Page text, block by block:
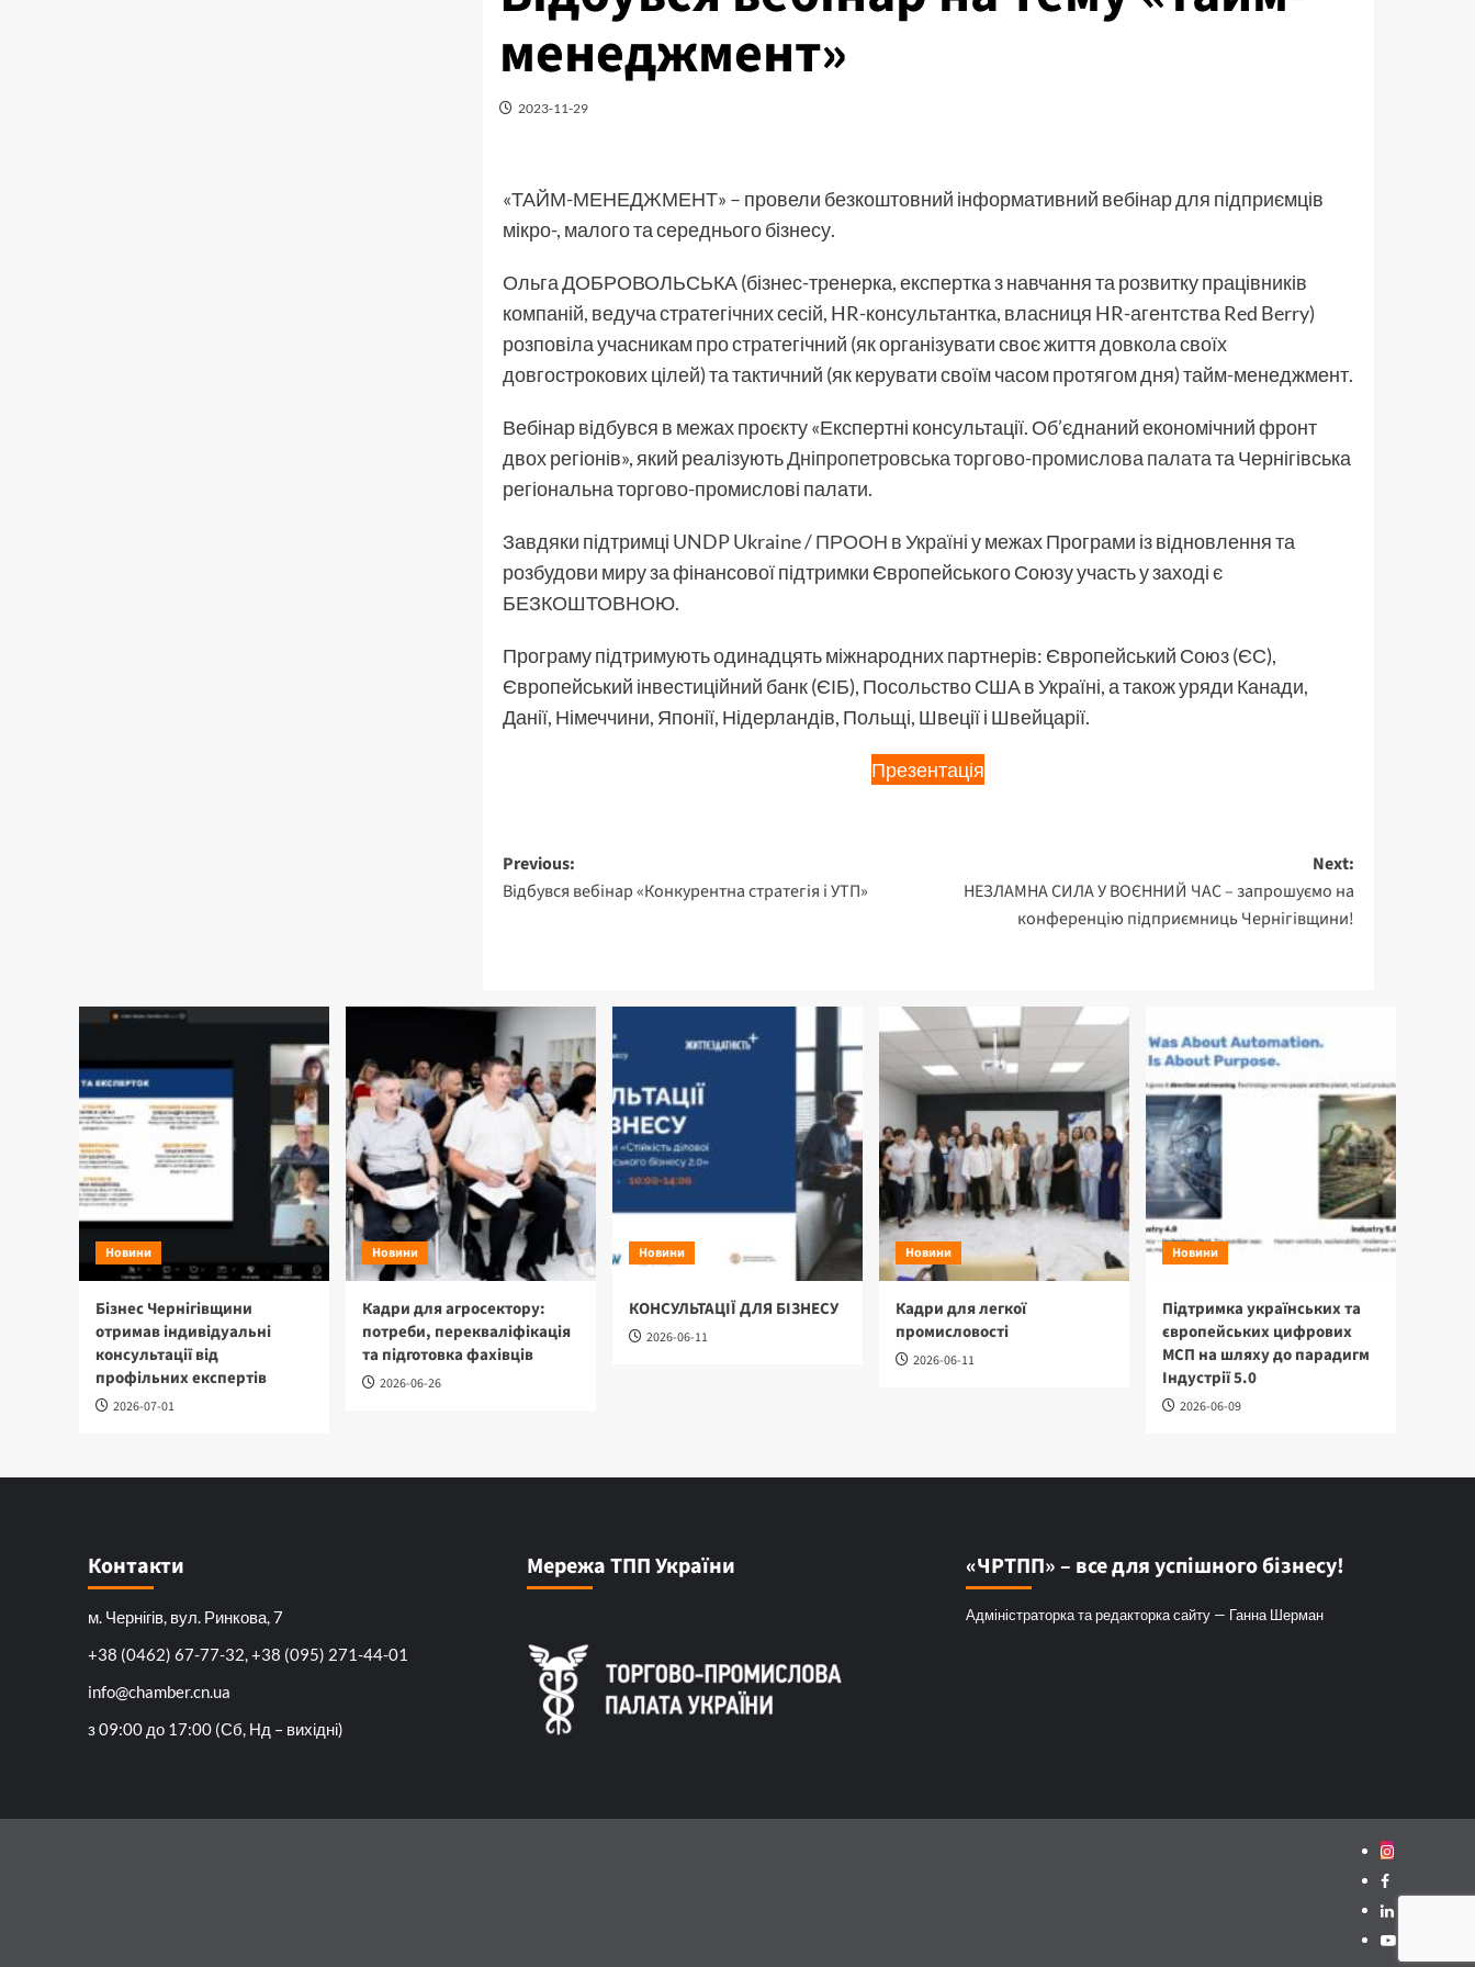
менеджмент»
2023-11-29
«ТАЙМ-МЕНЕДЖМЕНТ» – провели безкоштовний інформативний вебінар для підприємців
мікро-, малого та середнього бізнесу.
Ольга ДОБРОВОЛЬСЬКА (бізнес-тренерка, експертка з навчання та розвитку працівників
компаній, ведуча стратегічних сесій, HR-консультантка, власниця HR-агентства Red Berry)
розповіла учасникам про стратегічний (як організувати своє життя довкола своїх
довгострокових цілей) та тактичний (як керувати своїм часом протягом дня) тайм-менеджмент.
Вебінар відбувся в межах проєкту «Експертні консультації. Об’єднаний економічний фронт
двох регіонів», який реалізуютьДніпропетровська торгово-промислова палатата Чернігівська
регіональна торгово-промислові палати.
Завдяки підтримці UNDP Ukraine / ПРООН в Україніу межах Програми із відновлення та
розбудови миру за фінансової підтримки Європейського Союзу участь у заході є
БЕЗКОШТОВНОЮ.
Програму підтримують одинадцять міжнародних партнерів: Європейський Союз (ЄС),
Європейський інвестиційний банк (ЄІБ), Посольство США в Україні, а також уряди Канади,
Данії, Німеччини, Японії, Нідерландів, Польщі, Швеції і Швейцарії.
Презентація
Post
navigation
Previous:
Відбувся вебінар «Конкурентна стратегія і УТП»
Next:
НЕЗЛАМНА СИЛА У ВОЄННИЙ ЧАС – запрошуємо на
конференцію підприємниць Чернігівщини!
Новини
Бізнес Чернігівщини
отримав індивідуальні
консультації від
профільних експертів
2026-07-01
Новини
Кадри для агросектору:
потреби, перекваліфікація
та підготовка фахівців
2026-06-26
Новини
КОНСУЛЬТАЦІЇ ДЛЯ БІЗНЕСУ
2026-06-11
Новини
Кадри для легкої
промисловості
2026-06-11
Новини
Підтримка українських та
європейських цифрових
МСП на шляху до парадигм
Індустрії 5.0
2026-06-09
Контакти
м. Чернігів, вул. Ринкова, 7
+38 (0462) 67-77-32, +38 (095) 271-44-01
info@chamber.cn.ua
з 09:00 до 17:00 (Сб, Нд – вихідні)
Мережа ТПП України «ЧРТПП» – все для успішного бізнесу!
Адміністраторка та редакторка сайту — Ганна Шерман
Instagram
Facebook
Linkedin
Youtube